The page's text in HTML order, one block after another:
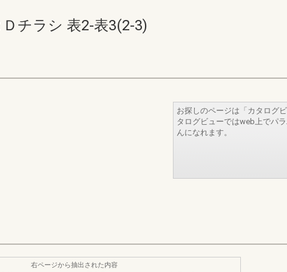
チラシ 表2-表3(2-3)
お探しのページは「カタログ
タログビューではweb上でパ
んになれます。
右ページから抽出された内容